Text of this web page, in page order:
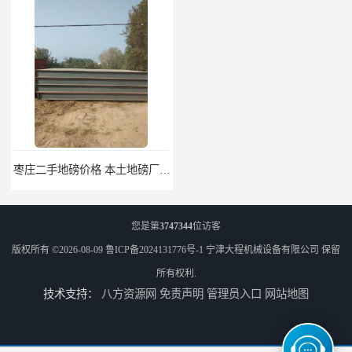
枣庄二手地磅价格 本土地磅厂100秒报价
您是第3747344位访客
版权所有 ©2026-08-09 鲁ICP备2024131776号-1 宁津大程机械设备有限公司 保留
所有权利.
技术支持： 八方资源网 免责声明 管理员入口 网站地图